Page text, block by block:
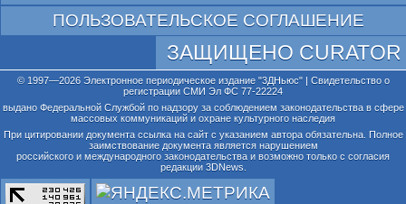
ПОЛЬЗОВАТЕЛЬСКОЕ СОГЛАШЕНИЕ
ЗАЩИЩЕНО CURATOR
© 1997—2026 Электронное периодическое издание "3ДНьюс" | Свидетельство о
регистрации СМИ Эл ФС 77-22224
выдано Федеральной Службой по надзору за соблюдением законодательства в сфере
массовых коммуникаций и охране культурного наследия
При цитировании документа ссылка на сайт с указанием автора обязательна. Полное
заимствование документа является нарушением
российского и международного законодательства и возможно только с согласия
редакции 3DNews.